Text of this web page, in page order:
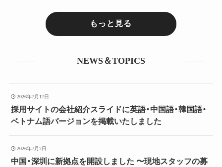
もっと見る
NEWS＆TOPICS
2026年7月17日
採用サイトの会社紹介スライドに英語・中国語・韓国語・
ベトナム語バージョンを掲載いたしました
2026年7月7日
中国・深圳に新拠点を開設しました 〜現地スタッフの募